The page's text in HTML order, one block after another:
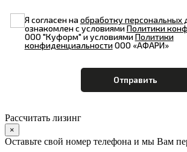
Я согласен наобработку персональных
ознакомлен с условиямиПолитики
ООО "Куформ" и условиямиПолитики
конфиденциальностиООО «АФАРИ»
Рассчитать лизинг
×
Оставьте свой номер телефона и мы Вам